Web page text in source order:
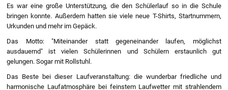
Es war eine große Unterstützung, die den Schülerlauf so in die Schule
bringen konnte. Außerdem hatten sie viele neue T-Shirts, Startnummern,
Urkunden und mehr im Gepäck.
Das Motto: "Miteinander statt gegeneinander laufen, möglichst
ausdauernd" ist vielen Schülerinnen und Schülern erstaunlich gut
gelungen. Sogar mit Rollstuhl.
Das Beste bei dieser Laufveranstaltung: die wunderbar friedliche und
harmonische Laufatmosphäre bei feinstem Laufwetter mit strahlendem